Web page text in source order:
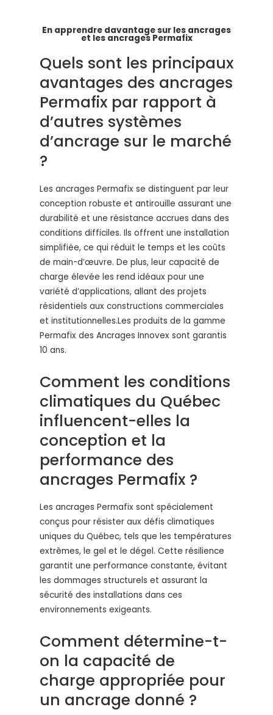
En apprendre davantage sur les ancrages
et les ancrages Permafix
Quels sont les principaux
avantages des ancrages
Permafix par rapport à
d’autres systèmes
d’ancrage sur le marché
?
Les ancrages Permafix se distinguent par leur
conception robuste et antirouille assurant une
durabilité et une résistance accrues dans des
conditions difficiles. Ils offrent une installation
simplifiée, ce qui réduit le temps et les coûts
de main-d’œuvre. De plus, leur capacité de
charge élevée les rend idéaux pour une
variété d’applications, allant des projets
résidentiels aux constructions commerciales
et institutionnelles.Les produits de la gamme
Permafix des Ancrages Innovex sont garantis
10 ans.
Comment les conditions
climatiques du Québec
influencent-elles la
conception et la
performance des
ancrages Permafix ?
Les ancrages Permafix sont spécialement
conçus pour résister aux défis climatiques
uniques du Québec, tels que les températures
extrêmes, le gel et le dégel. Cette résilience
garantit une performance constante, évitant
les dommages structurels et assurant la
sécurité des installations dans ces
environnements exigeants.
Comment détermine-t-
on la capacité de
charge appropriée pour
un ancrage donné ?